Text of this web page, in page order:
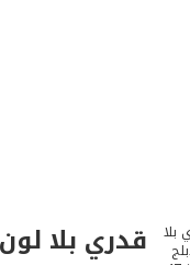
قدري بلا لون